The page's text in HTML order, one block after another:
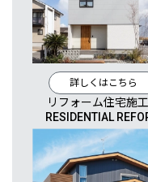
詳しくはこちら
リフォーム住宅施
RESIDENTIAL